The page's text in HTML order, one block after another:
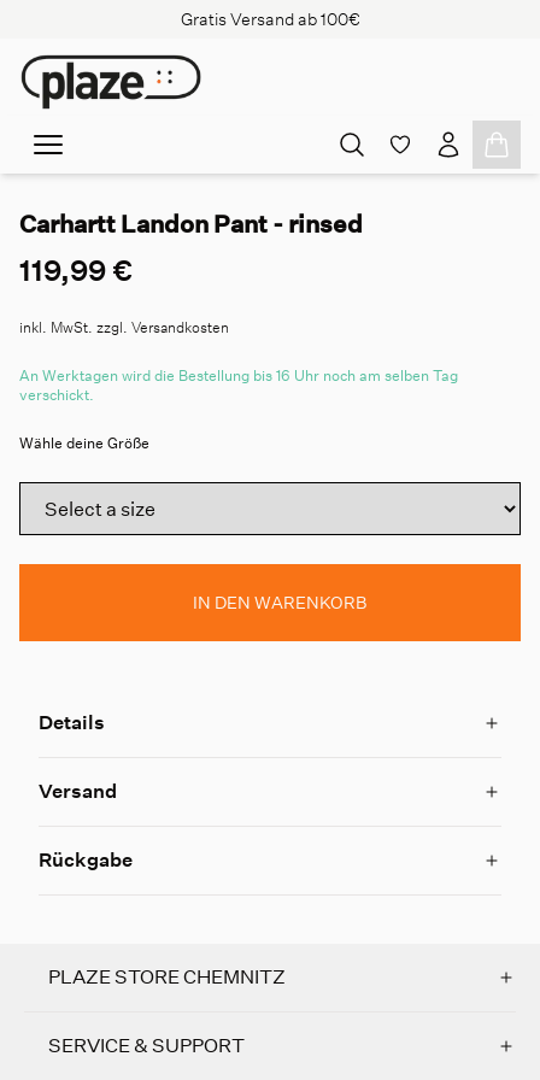
Gratis Versand ab 100€
Carhartt Landon Pant - rinsed
119,99 €
inkl. MwSt. zzgl. Versandkosten
An Werktagen wird die Bestellung bis 16 Uhr noch am selben Tag
verschickt.
Wähle deine Größe
IN DEN WARENKORB
Details
Versand
Rückgabe
PLAZE STORE CHEMNITZ
SERVICE & SUPPORT